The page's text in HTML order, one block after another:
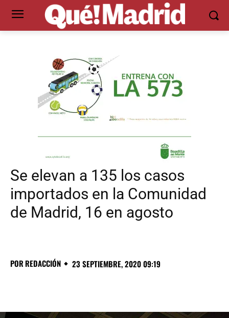
Se elevan a 135 los casos
importados en la Comunidad
de Madrid, 16 en agosto
POR REDACCIÓN 23 SEPTIEMBRE, 2020 09:19